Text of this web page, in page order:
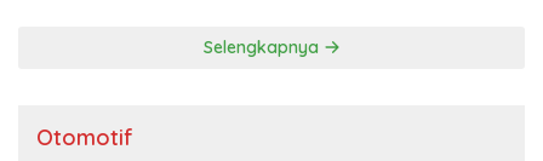
Selengkapnya
Otomotif